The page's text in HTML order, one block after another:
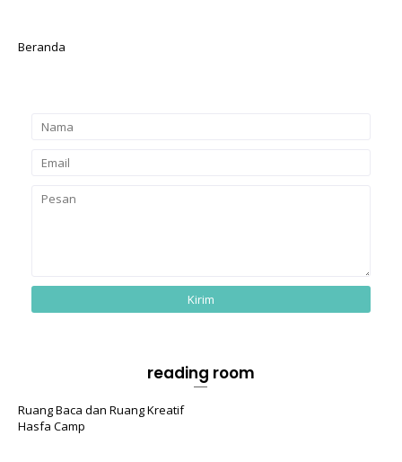
Beranda
reading room
Ruang Baca dan Ruang Kreatif
Hasfa Camp